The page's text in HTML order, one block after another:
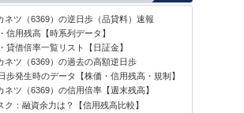
ネツ（6369）の逆日歩（品貸料）速報
信用残高【時系列データ】
貸借倍率一覧リスト【日証金】
ネツ（6369）の過去の高額逆日歩
歩発生時のデータ【株価・信用残高・規制】
ネツ（6369）の信用倍率【週末残高】
ク：融資余力は？【信用残高比較】